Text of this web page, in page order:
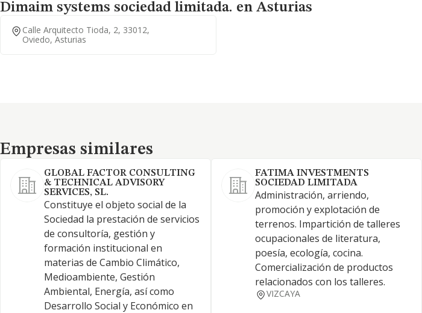
Dimaim systems sociedad limitada. en Asturias
Calle Arquitecto Tioda, 2, 33012,
Oviedo, Asturias
Empresas similares
Empresas similares
GLOBAL FACTOR CONSULTING
& TECHNICAL ADVISORY
SERVICES, SL.
Constituye el objeto social de la
Sociedad la prestación de servicios
de consultoría, gestión y
formación institucional en
materias de Cambio Climático,
Medioambiente, Gestión
Ambiental, Energía, así como
Desarrollo Social y Económico en
FATIMA INVESTMENTS
SOCIEDAD LIMITADA
Administración, arriendo,
promoción y explotación de
terrenos. Impartición de talleres
ocupacionales de literatura,
poesía, ecología, cocina.
Comercialización de productos
relacionados con los talleres.
VIZCAYA